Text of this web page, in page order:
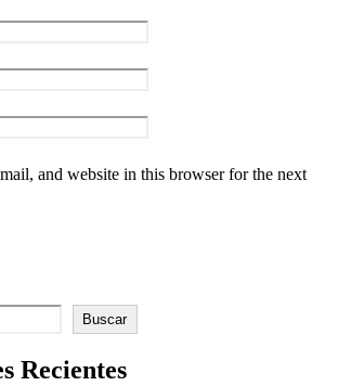
and website in this browser for the next
Buscar
Recientes